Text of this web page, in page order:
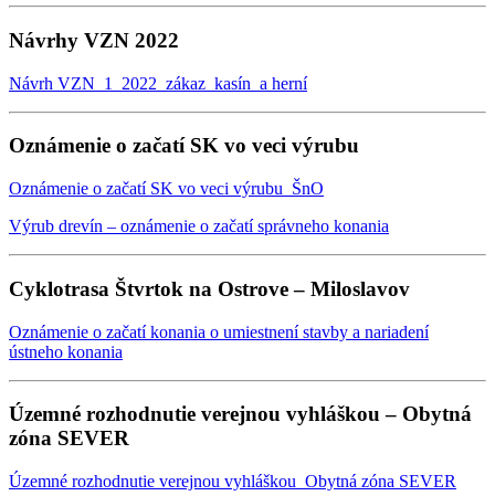
Návrhy VZN 2022
Návrh VZN_1_2022_zákaz_kasín_a herní
Oznámenie o začatí SK vo veci výrubu
Oznámenie o začatí SK vo veci výrubu_ŠnO
Výrub drevín – oznámenie o začatí správneho konania
Cyklotrasa Štvrtok na Ostrove – Miloslavov
Oznámenie o začatí konania o umiestnení stavby a nariadení
ústneho konania
Územné rozhodnutie verejnou vyhláškou – Obytná
zóna SEVER
Územné rozhodnutie verejnou vyhláškou_Obytná zóna SEVER